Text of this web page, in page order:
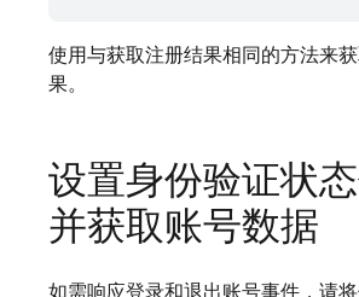
使用与获取注册结果相同的方法来
果。
设置身份验证状
并获取账号数据
如需响应登录和退出账号事件，请